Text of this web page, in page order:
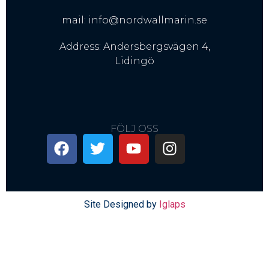
mail: info@nordwallmarin.se
Address: Andersbergsvägen 4,
Lidingö
FÖLJ OSS
Site Designed by Iglaps